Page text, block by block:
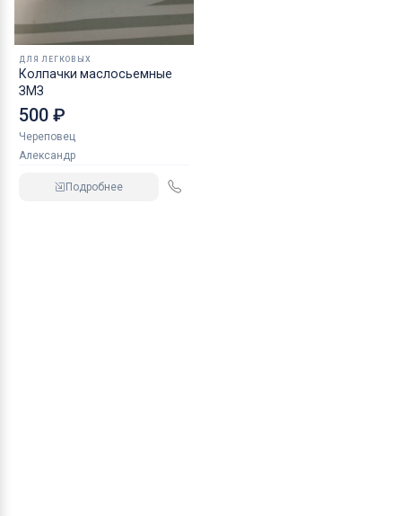
ДЛЯ ЛЕГКОВЫХ
Колпачки маслосьемные
ЗМЗ
500 ₽
Череповец
Александр
Подробнее